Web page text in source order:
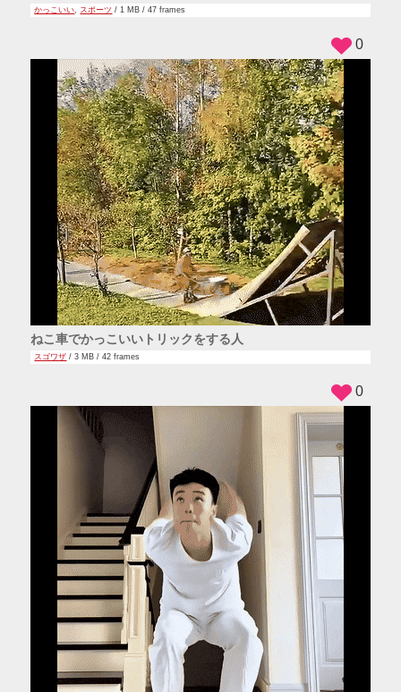
かっこいい スポーツ / 1 MB / 47 frames
ねこ車でかっこいいトリックをする人
スゴワザ / 3 MB / 42 frames
0
0